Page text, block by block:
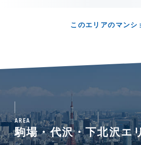
このエリアのマンシ
AREA
駒場・代沢・下北沢エ